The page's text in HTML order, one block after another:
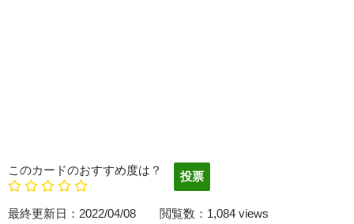
このカードのおすすめ度は？
最終更新日：2022/04/08 閲覧数：1,084 views